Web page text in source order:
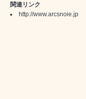
関連リンク
http://www.arcsnoie.jp